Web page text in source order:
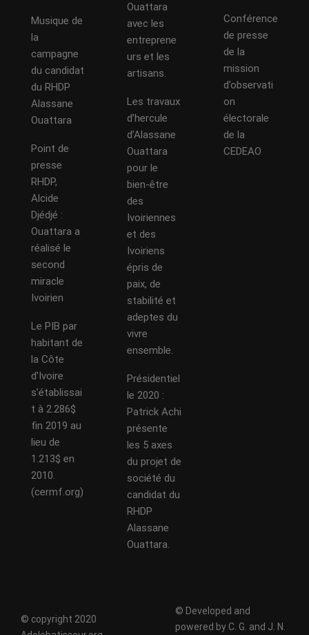
Musique de
la
campagne
du candidat
du RHDP
Alassane
Ouattara
Point de
presse
RHDP,
Alcide
Djédjé :
Ouattara a
réalisé le
second
miracle
Ivoirien
Le PIB par
habitant de
la Côte
d’Ivoire
s’établissai
t à 2.286$
fin 2019 au
lieu de
1.213$ en
2010.
(cermf.org)
Ouattara
avec les
entreprene
urs et les
artisans.
Les travaux
d’hercule
d’Alassane
Ouattara
pour le
bien-être
des
Ivoiriennes
et des
Ivoiriens
épris de
paix, de
stabilité et
adeptes du
vivre
ensemble.
Présidentiel
le 2020 :
Patrick Achi
présente
les 5 axes
du projet de
société du
candidat du
RHDP
Alassane
Ouattara.
Conférence
de presse
de la
mission
d’observati
on
électorale
de la
CEDEAO
© copyright 2020
© Developed and
powered by C. G. and J. N.